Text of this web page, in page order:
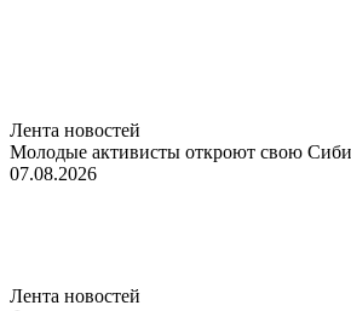
Лента новостей
Молодые активисты откроют свою
07.08.2026
Лента новостей